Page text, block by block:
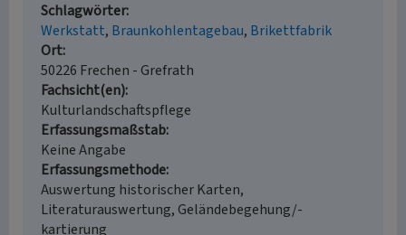
Schlagwörter
Werkstatt Braunkohlentagebau Brikettfabrik
Ort
50226 Frechen - Grefrath
Fachsicht(en)
Kulturlandschaftspflege
Erfassungsmaßstab
Keine Angabe
Erfassungsmethode
Auswertung historischer Karten,
Literaturauswertung, Geländebegehung/-
kartierung